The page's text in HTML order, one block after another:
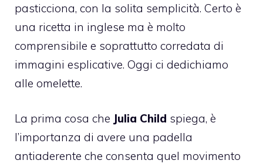
pasticciona, con la solita semplicità. Certo è
una ricetta in inglese ma è molto
comprensibile e soprattutto corredata di
immagini esplicative. Oggi ci dedichiamo
alle omelette.
La prima cosa che Julia Child spiega, è
l’importanza di avere una padella
antiaderente che consenta quel movimento